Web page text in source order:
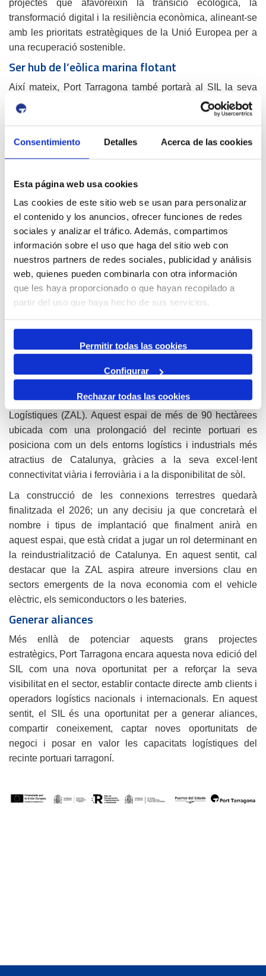
Consentimiento Detalles Acerca de las cookies
Esta página web usa cookies
Las cookies de este sitio web se usan para personalizar
el contenido y los anuncios, ofrecer funciones de redes
sociales y analizar el tráfico. Además, compartimos
información sobre el uso que haga del sitio web con
nuestros partners de redes sociales, publicidad y análisis
web, quienes pueden combinarla con otra información
que les haya proporcionado o que hayan recopilado a
partir del uso que haya hecho de sus servicios.
Permitir todas las cookies
Configurar
Rechazar todas las cookies
projectes que afavoreixin la transició ecològica, la
transformació digital i la resiliència econòmica, alineant-se
amb les prioritats estratègiques de la Unió Europea per a
una recuperació sostenible.
Ser hub de l’eòlica marina flotant
Així mateix, Port Tarragona també portarà al SIL la seva
aposta per a convertir-se en un hub per al muntatge i el
transport d’aerogeneradors flotants marins que s’ubicaran
Sicília. Per a donar resposta a aquesta nova oportunitat de
negoci en la qual Port Tarragona s’està posicionant des de
Balears.
Aquesta segona fase suposarà un creixement de 19 noves
hectàrees, adjacents a l’actual moll. Aquest nou espai
suposarà una inversió de 75 milions d’euros. Actualment,
s’està treballant en la redacció del projecte. Es preveu
començar les obres el 2026 i tenir-lo a punt un cop els
projectes per a la construcció d’aquests parcs eòlics
estiguin consolidats. Aquesta iniciativa forma part de
activitats i, a la vegada, contribuir a la transició energètica
europea.
La ZAL, clau per a la reindustrialització
Internacional de la Logística és la seva Zona d’Activitats
Logístiques (ZAL). Aquest espai de més de 90 hectàrees
ubicada com una prolongació del recinte portuari es
posiciona com un dels entorns logístics i industrials més
atractius de Catalunya, gràcies a la seva excel·lent
connectivitat viària i ferroviària i a la disponibilitat de sòl.
La construcció de les connexions terrestres quedarà
finalitzada el 2026; un any decisiu ja que concretarà el
nombre i tipus de implantació que finalment anirà en
aquest espai, que està cridat a jugar un rol determinant en
la reindustrialització de Catalunya. En aquest sentit, cal
destacar que la ZAL aspira atreure inversions clau en
sectors emergents de la nova economia com el vehicle
elèctric, els semiconductors o les bateries.
Generar aliances
Més enllà de potenciar aquests grans projectes
estratègics, Port Tarragona encara aquesta nova edició del
SIL com una nova oportunitat per a reforçar la seva
visibilitat en el sector, establir contacte directe amb clients i
operadors logístics nacionals i internacionals. En aquest
sentit, el SIL és una oportunitat per a generar aliances,
compartir coneixement, captar noves oportunitats de
negoci i posar en valor les capacitats logístiques del
recinte portuari tarragoní.